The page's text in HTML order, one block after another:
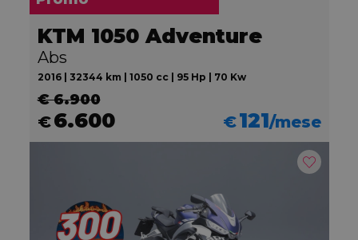
KTM 1050 Adventure
Abs
2016 | 32344 km | 1050 cc | 95 Hp | 70 Kw
€ 6.900
€6.600 €121/mese